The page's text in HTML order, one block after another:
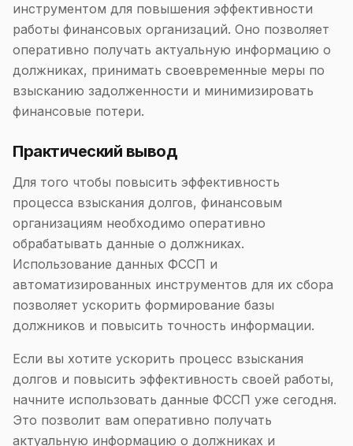
инструментом для повышения эффективности
работы финансовых организаций. Оно позволяет
оперативно получать актуальную информацию о
должниках, принимать своевременные меры по
взысканию задолженности и минимизировать
финансовые потери.
Практический вывод
Для того чтобы повысить эффективность
процесса взыскания долгов, финансовым
организациям необходимо оперативно
обрабатывать данные о должниках.
Использование данных ФССП и
автоматизированных инструментов для их сбора
позволяет ускорить формирование базы
должников и повысить точность информации.
Если вы хотите ускорить процесс взыскания
долгов и повысить эффективность своей работы,
начните использовать данные ФССП уже сегодня.
Это позволит вам оперативно получать
актуальную информацию о должниках и